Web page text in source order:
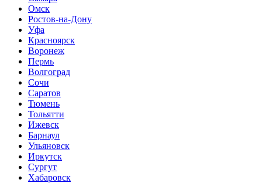
Омск
Ростов-на-Дону
Уфа
Красноярск
Воронеж
Пермь
Волгоград
Сочи
Саратов
Тюмень
Тольятти
Ижевск
Барнаул
Ульяновск
Иркутск
Сургут
Хабаровск